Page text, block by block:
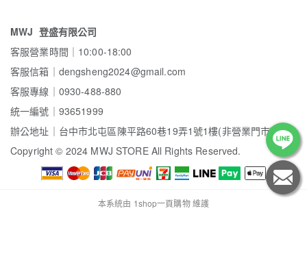
MWJ 登盛有限公司
客服營業時間｜10:00-18:00
客服信箱｜dengsheng2024@gmail.com
客服專線｜0930-488-880
統一編號｜93651999
辦公地址｜台中市北屯區陳平路60巷19弄1號1樓(非營業門市)
Copyright© 2024 MWJ STORE All Rights Reserved.
本系統由 1shop一頁購物維護